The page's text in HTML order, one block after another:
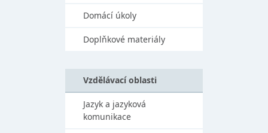
Domácí úkoly
Doplňkové materiály
Vzdělávací oblasti
Jazyk a jazyková
komunikace